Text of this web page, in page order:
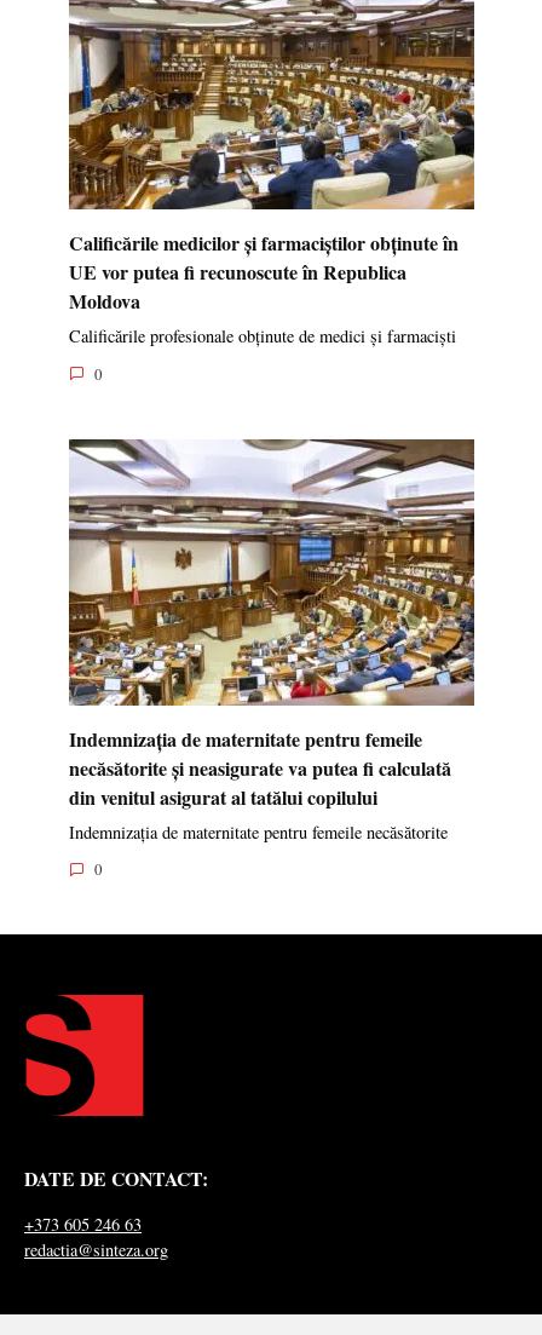
Calificările medicilor și farmaciștilor obținute în
UE vor putea fi recunoscute în Republica
Moldova
Calificările profesionale obținute de medici și farmaciști
0
Indemnizația de maternitate pentru femeile
necăsătorite și neasigurate va putea fi calculată
din venitul asigurat al tatălui copilului
Indemnizația de maternitate pentru femeile necăsătorite
0
DATE DE CONTACT:
+373 605 246 63
redactia@sinteza.org